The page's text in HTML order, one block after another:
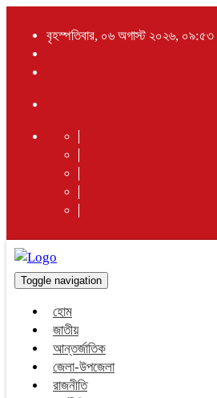
বৃহস্পতিবার, ০৬ অগাস্ট ২০২৬, ০৯:৫৩
Toggle navigation
হোম
জাতীয়
আন্তর্জাতিক
জেলা-উপজেলা
রাজনীতি